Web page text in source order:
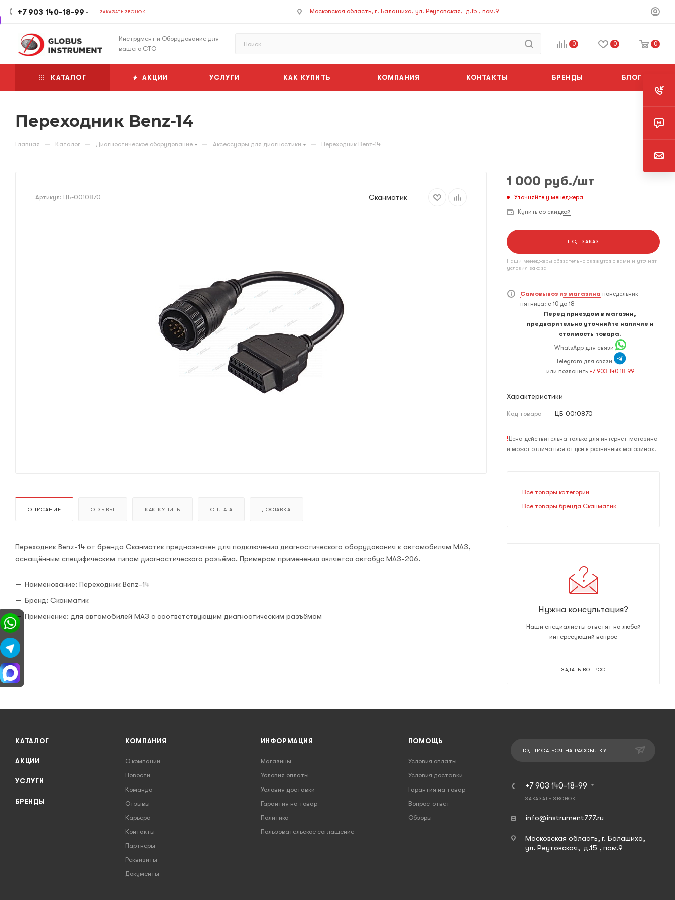
+7 903 140-18-99 ЗАКАЗАТЬ ЗВОНОК Московская область, г. Балашиха, ул. Реутовская, д.15 , пом.9
Инструмент и Оборудование для
вашего СТО
0 0 0
КАТАЛОГ АКЦИИ УСЛУГИ КАК КУПИТЬ КОМПАНИЯ КОНТАКТЫ БРЕНДЫ БЛОГ
Переходник Benz-14
Главная — Каталог — Диагностическое оборудование — Аксессуары для диагностики — Переходник Benz-14
Артикул: ЦБ-0010870 Сканматик
ОПИСАНИЕ ОТЗЫВЫ КАК КУПИТЬ ОПЛАТА ДОСТАВКА
Переходник Benz-14 от бренда Сканматик предназначен для подключения диагностического оборудования к автомобилям МАЗ,
оснащённым специфическим типом диагностического разъёма. Примером применения является автобус МАЗ-206.
Наименование: Переходник Benz-14
Бренд: Сканматик
Применение: для автомобилей МАЗ с соответствующим диагностическим разъёмом
1 000 руб./шт
Уточняйте у менеджера
Купить со скидкой
ПОД ЗАКАЗ
Наши менеджеры обязательно свяжутся с вами и уточнят
условия заказа
Самовывоз из магазина понедельник -
пятница: с 10 до 18
Перед приездом в магазин,
предварительно уточняйте наличие и
стоимость товара.
WhatsApp для связи
Telegram для связи
или позвонить +7 903 140 18 99
Характеристики
Код товара — ЦБ-0010870
! Цена действительна только для интернет-магазина
и может отличаться от цен в розничных магазинах.
Все товары категории
Все товары бренда Сканматик
Нужна консультация?
Наши специалисты ответят на любой
интересующий вопрос
ЗАДАТЬ ВОПРОС
КАТАЛОГ
АКЦИИ
УСЛУГИ
БРЕНДЫ
КОМПАНИЯ
О компании
Новости
Команда
Отзывы
Карьера
Контакты
Партнеры
Реквизиты
Документы
ИНФОРМАЦИЯ
Магазины
Условия оплаты
Условия доставки
Гарантия на товар
Политика
Пользовательское соглашение
ПОМОЩЬ
Условия оплаты
Условия доставки
Гарантия на товар
Вопрос-ответ
Обзоры
ПОДПИСАТЬСЯ НА РАССЫЛКУ
+7 903 140-18-99
ЗАКАЗАТЬ ЗВОНОК
info@instrument777.ru
Московская область, г. Балашиха,
ул. Реутовская, д.15 , пом.9